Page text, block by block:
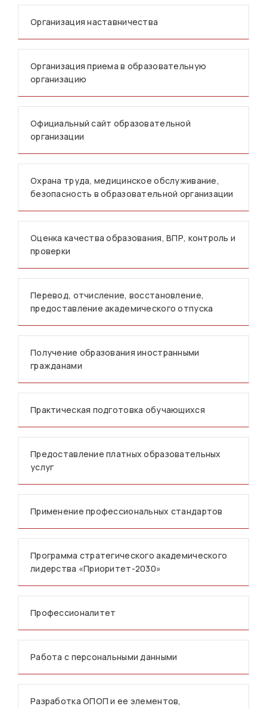
Организация наставничества
Организация приема в образовательную
организацию
Официальный сайт образовательной
организации
Охрана труда, медицинское обслуживание,
безопасность в образовательной организации
Оценка качества образования, ВПР, контроль и
проверки
Перевод, отчисление, восстановление,
предоставление академического отпуска
Получение образования иностранными
гражданами
Практическая подготовка обучающихся
Предоставление платных образовательных
услуг
Применение профессиональных стандартов
Программа стратегического академического
лидерства «Приоритет-2030»
Профессионалитет
Работа с персональными данными
Разработка ОПОП и ее элементов,